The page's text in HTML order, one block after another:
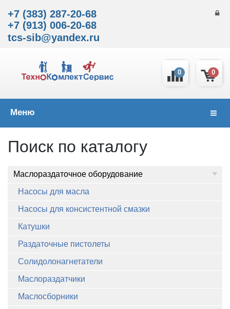
+7 (383) 287-20-68
+7 (913) 006-20-68
tcs-sib@yandex.ru
0
0
Меню
Поиск по каталогу
Маслораздаточное оборудование
Насосы для масла
Насосы для консистентной смазки
Катушки
Раздаточные пистолеты
Солидолонагнетатели
Маслораздатчики
Маслосборники